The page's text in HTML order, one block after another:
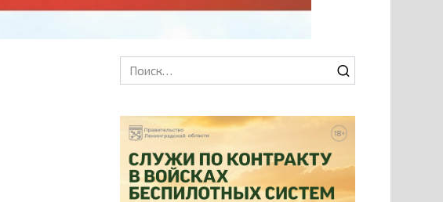
Search
for: